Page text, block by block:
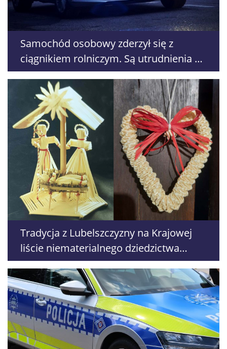
Samochód osobowy zderzył się z
ciągnikiem rolniczym. Są utrudnienia na
DK19
Tradycja z Lubelszczyzny na Krajowej
liście niematerialnego dziedzictwa
kulturowego. Doceniono ozdoby
wyplatane ze słomy